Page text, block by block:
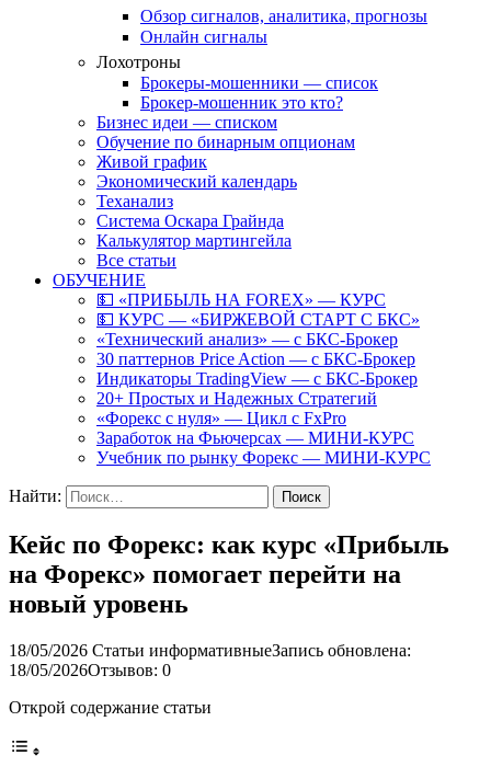
Обзор сигналов, аналитика, прогнозы
Онлайн сигналы
Лохотроны
Брокеры-мошенники — список
Брокер-мошенник это кто?
Бизнес идеи — списком
Обучение по бинарным опционам
Живой график
Экономический календарь
Теханализ
Система Оскара Грайнда
Калькулятор мартингейла
Все статьи
ОБУЧЕНИЕ
💵 «ПРИБЫЛЬ НА FOREX» — КУРС
💵 КУРС — «БИРЖЕВОЙ СТАРТ С БКС»
«Технический анализ» — с БКС-Брокер
30 паттернов Price Action — с БКС-Брокер
Индикаторы TradingView — с БКС-Брокер
20+ Простых и Надежных Стратегий
«Форекс с нуля» — Цикл с FxPro
Заработок на Фьючерсах — МИНИ-КУРС
Учебник по рынку Форекс — МИНИ-КУРС
Найти:
Кейс по Форекс: как курс «Прибыль
на Форекс» помогает перейти на
новый уровень
18/05/2026 Статьи информативныеЗапись обновлена:
18/05/2026Отзывов: 0
Открой содержание статьи